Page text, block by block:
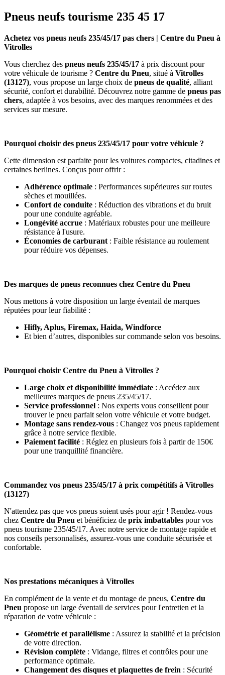
Pneus neufs tourisme 235 45 17
Achetez vos pneus neufs 235/45/17 pas chers | Centre du Pneu à
Vitrolles
Vous cherchez des pneus neufs 235/45/17 à prix discount pour
votre véhicule de tourisme ? Centre du Pneu, situé à Vitrolles
(13127), vous propose un large choix de pneus de qualité, alliant
sécurité, confort et durabilité. Découvrez notre gamme de pneus pas
chers, adaptée à vos besoins, avec des marques renommées et des
services sur mesure.
Pourquoi choisir des pneus 235/45/17 pour votre véhicule ?
Cette dimension est parfaite pour les voitures compactes, citadines et
certaines berlines. Conçus pour offrir :
Adhérence optimale : Performances supérieures sur routes
sèches et mouillées.
Confort de conduite : Réduction des vibrations et du bruit
pour une conduite agréable.
Longévité accrue : Matériaux robustes pour une meilleure
résistance à l'usure.
Économies de carburant : Faible résistance au roulement
pour réduire vos dépenses.
Des marques de pneus reconnues chez Centre du Pneu
Nous mettons à votre disposition un large éventail de marques
réputées pour leur fiabilité :
Hifly, Aplus, Firemax, Haida, Windforce
Et bien d’autres, disponibles sur commande selon vos besoins.
Pourquoi choisir Centre du Pneu à Vitrolles ?
Large choix et disponibilité immédiate : Accédez aux
meilleures marques de pneus 235/45/17.
Service professionnel : Nos experts vous conseillent pour
trouver le pneu parfait selon votre véhicule et votre budget.
Montage sans rendez-vous : Changez vos pneus rapidement
grâce à notre service flexible.
Paiement facilité : Réglez en plusieurs fois à partir de 150€
pour une tranquillité financière.
Commandez vos pneus 235/45/17 à prix compétitifs à Vitrolles
(13127)
N'attendez pas que vos pneus soient usés pour agir ! Rendez-vous
chez Centre du Pneu et bénéficiez de prix imbattables pour vos
pneus tourisme 235/45/17. Avec notre service de montage rapide et
nos conseils personnalisés, assurez-vous une conduite sécurisée et
confortable.
Nos prestations mécaniques à Vitrolles
En complément de la vente et du montage de pneus, Centre du
Pneu propose un large éventail de services pour l'entretien et la
réparation de votre véhicule :
Géométrie et parallélisme : Assurez la stabilité et la précision
de votre direction.
Révision complète : Vidange, filtres et contrôles pour une
performance optimale.
Changement des disques et plaquettes de frein : Sécurité